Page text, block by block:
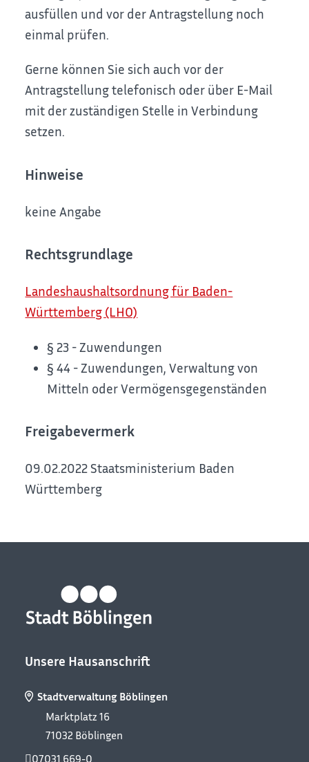
ausfüllen und vor der Antragstellung noch
einmal prüfen.
Gerne können Sie sich auch vor der
Antragstellung telefonisch oder über E-Mail
mit der zuständigen Stelle in Verbindung
setzen.
Hinweise
keine Angabe
Rechtsgrundlage
Landeshaushaltsordnung für Baden-
Württemberg (LHO)
§ 23 - Zuwendungen
§ 44 - Zuwendungen, Verwaltung von
Mitteln oder Vermögensgegenständen
Freigabevermerk
09.02.2022 Staatsministerium Baden
Württemberg
Unsere Hausanschrift
Stadtverwaltung Böblingen
Marktplatz 16
71032 Böblingen
07031 669-0